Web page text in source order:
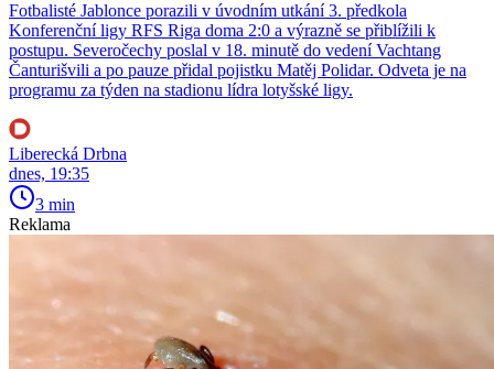
Fotbalisté Jablonce porazili v úvodním utkání 3. předkola
Konferenční ligy RFS Riga doma 2:0 a výrazně se přiblížili k
postupu. Severočechy poslal v 18. minutě do vedení Vachtang
Čanturišvili a po pauze přidal pojistku Matěj Polidar. Odveta je na
programu za týden na stadionu lídra lotyšské ligy.
Liberecká Drbna
dnes, 19:35
3 min
Reklama